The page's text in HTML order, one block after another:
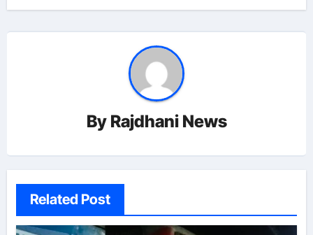
By Rajdhani News
Related Post